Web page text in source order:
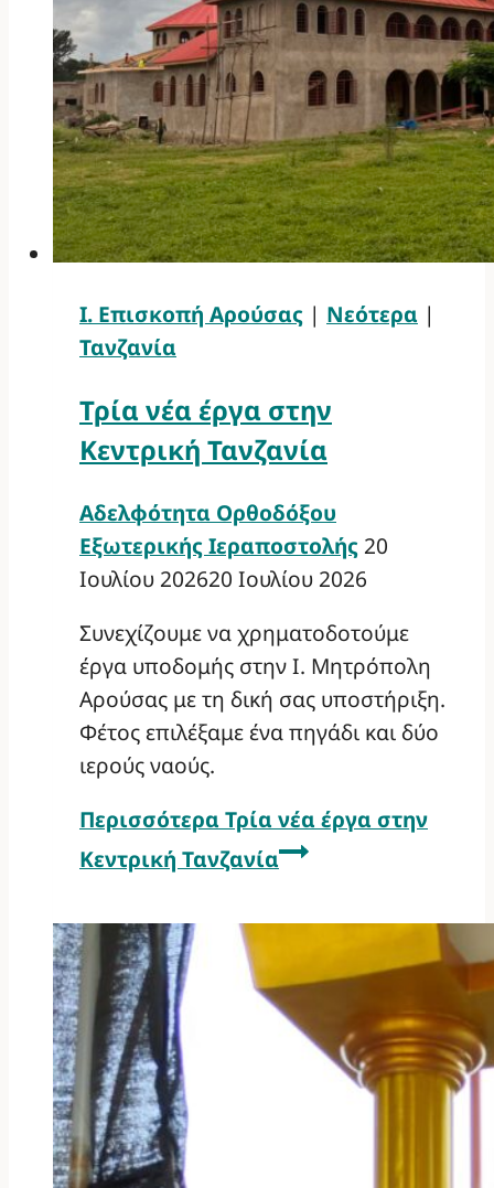
Ι. Επισκοπή Αρούσας | Νεότερα |
Τανζανία
Τρία νέα έργα στην
Κεντρική Τανζανία
Αδελφότητα Ορθοδόξου
Εξωτερικής Ιεραποστολής 20
Ιουλίου 202620 Ιουλίου 2026
Συνεχίζουμε να χρηματοδοτούμε
έργα υποδομής στην Ι. Μητρόπολη
Αρούσας με τη δική σας υποστήριξη.
Φέτος επιλέξαμε ένα πηγάδι και δύο
ιερούς ναούς.
Περισσότερα Τρία νέα έργα στην
Κεντρική Τανζανία